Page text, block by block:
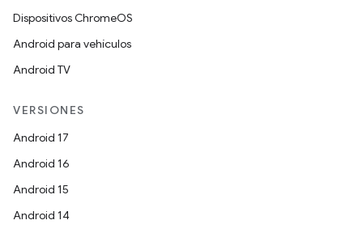
Dispositivos ChromeOS
Android para vehículos
Android TV
VERSIONES
Android 17
Android 16
Android 15
Android 14